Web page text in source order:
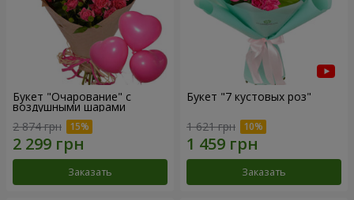
Букет "Очарование" с
воздушными шарами
2 874 грн
Заказать
Букет "7 кустовых роз"
1 621 грн
Заказать